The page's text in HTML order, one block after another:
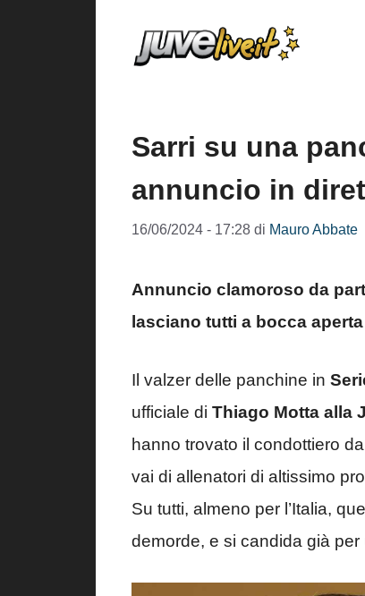
Sarri su una
annuncio in
16/06/2024 - 17:28 di Mauro Abbate
Annuncio clamoroso da
lasciano tutti a bocca aperta
Il valzer delle panchine in
ufficiale di Thiago Motta alla
hanno trovato il condottiero
vai di allenatori di altissimo
Su tutti, almeno per l’Italia,
demorde, e si candida già